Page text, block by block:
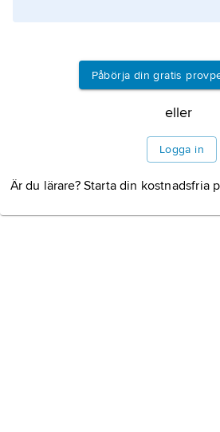
Påbörja din gratis
eller
Logga in
Är du lärare? Starta din kostnadsfria